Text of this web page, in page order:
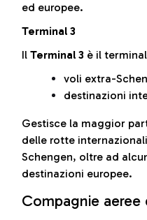
ed europee.
Terminal 3
Il Terminal 3 è il
voli extra-
destinazioni
Gestisce la maggior
delle rotte
Schengen, oltre ad
destinazioni europee.
Compagnie